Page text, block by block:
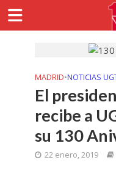
MADRID•NOTICIAS
El
recibe a
su 130
22 enero, 2019